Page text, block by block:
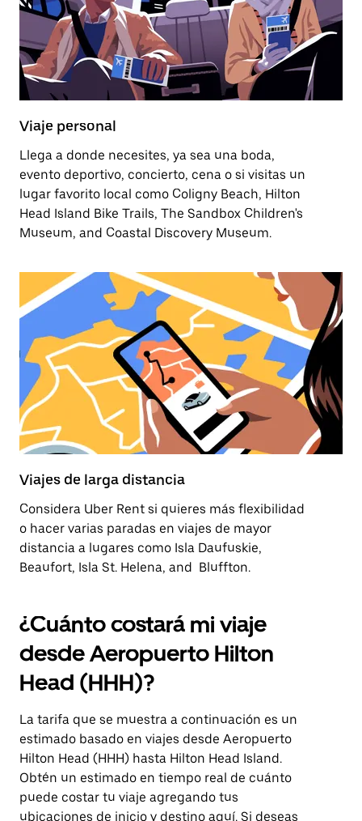
Viaje personal
Llega a donde necesites, ya sea una boda,
evento deportivo, concierto, cena o si visitas un
lugar favorito local como Coligny Beach, Hilton
Head Island Bike Trails, The Sandbox Children's
Museum, and Coastal Discovery Museum.
Viajes de larga distancia
Considera Uber Rent si quieres más flexibilidad
o hacer varias paradas en viajes de mayor
distancia a lugares como Isla Daufuskie,
Beaufort, Isla St. Helena, and Bluffton.
¿Cuánto costará mi viaje
desde Aeropuerto Hilton
Head (HHH)?
La tarifa que se muestra a continuación es un
estimado basado en viajes desde Aeropuerto
Hilton Head (HHH) hasta Hilton Head Island.
Obtén un estimado en tiempo real de cuánto
puede costar tu viaje agregando tus
ubicaciones de inicio y destino aquí. Si deseas